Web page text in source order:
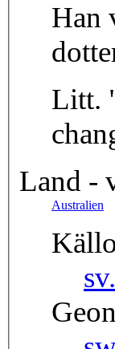
Han
Litt.
Land -
Australien